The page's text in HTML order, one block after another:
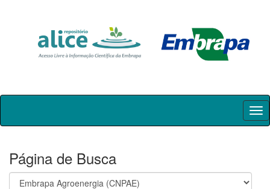
Skip
Página de Busca